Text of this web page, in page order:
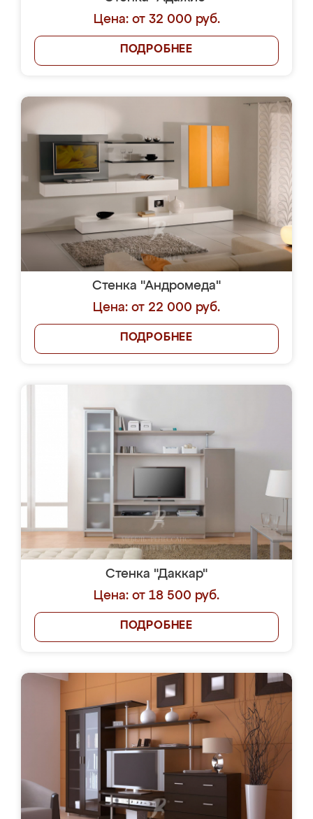
Цена: от 32 000 руб.
ПОДРОБНЕЕ
Стенка "Андромеда"
Цена: от 22 000 руб.
ПОДРОБНЕЕ
Стенка "Даккар"
Цена: от 18 500 руб.
ПОДРОБНЕЕ